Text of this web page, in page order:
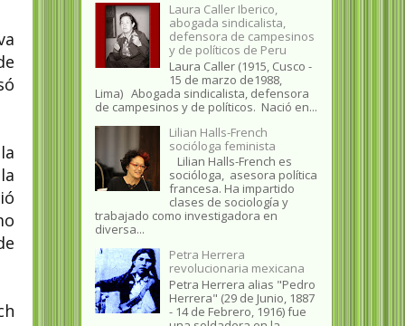
Laura Caller Iberico,
abogada sindicalista,
defensora de campesinos
y de políticos de Peru
Laura Caller (1915, Cusco -
15 de marzo de1988,
Lima) Abogada sindicalista, defensora
de campesinos y de políticos. Nació en...
Lilian Halls-French
socióloga feminista
Lilian Halls-French es
socióloga, asesora política
francesa. Ha impartido
clases de sociología y
trabajado como investigadora en
diversa...
Petra Herrera
revolucionaria mexicana
Petra Herrera alias "Pedro
Herrera" (29 de Junio, 1887
- 14 de Febrero, 1916) fue